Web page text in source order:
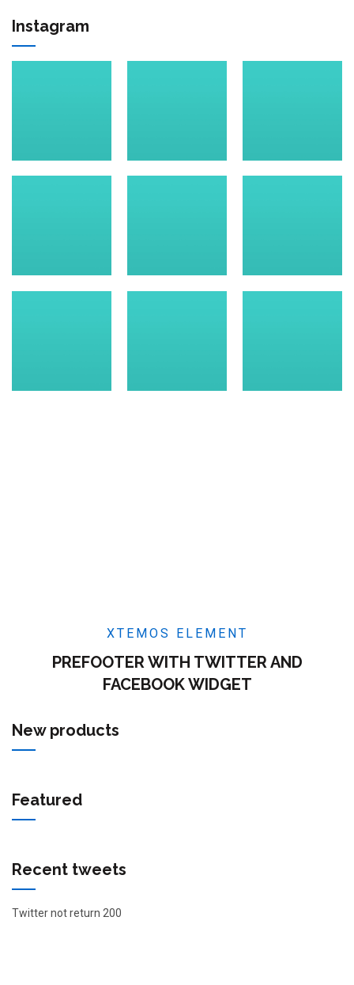
Instagram
XTEMOS ELEMENT
PREFOOTER WITH TWITTER AND
FACEBOOK WIDGET
New products
Featured
Recent tweets
Twitter not return 200